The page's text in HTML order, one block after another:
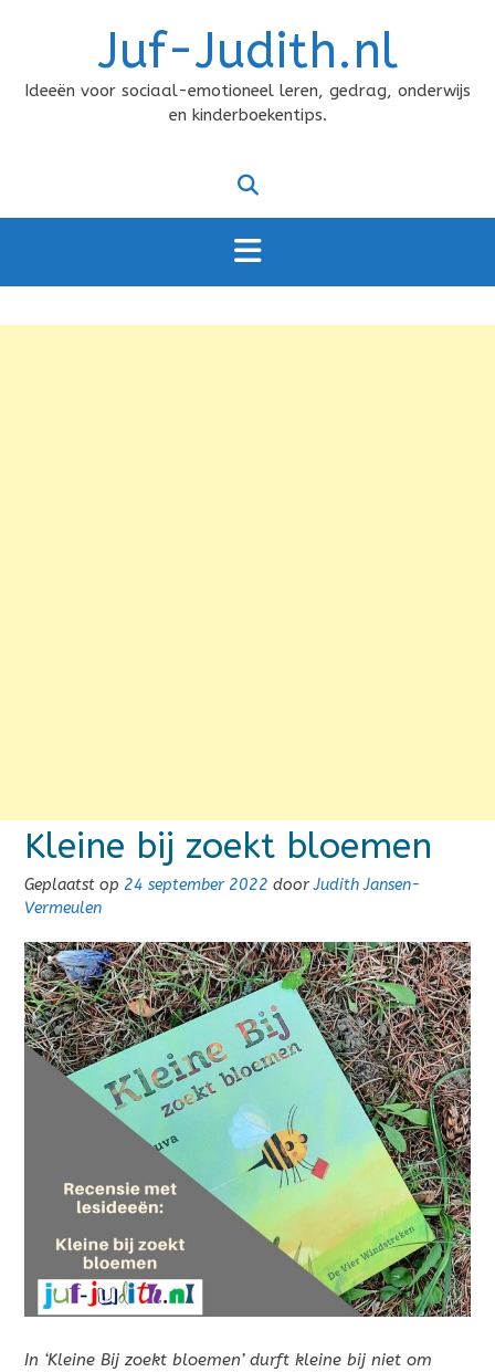
Juf-Judith.nl
Ideeën voor sociaal-emotioneel leren, gedrag, onderwijs
en kinderboekentips.
Kleine bij zoekt bloemen
Geplaatst op 24 september 2022 doorJudith Jansen-
Vermeulen
In ‘Kleine Bij zoekt bloemen’ durft kleine bij niet om